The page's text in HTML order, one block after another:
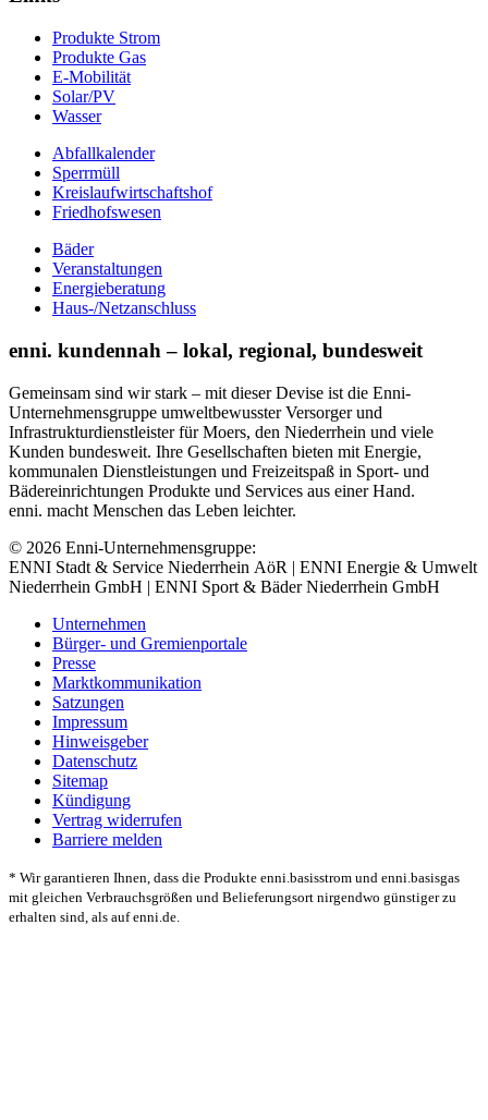
Produkte Strom
Produkte Gas
E-Mobilität
Solar/PV
Wasser
Abfallkalender
Sperrmüll
Kreislaufwirtschaftshof
Friedhofswesen
Bäder
Veranstaltungen
Energieberatung
Haus-/Netzanschluss
enni. kundennah – lokal, regional, bundesweit
Gemeinsam sind wir stark – mit dieser Devise ist die Enni-
Unternehmensgruppe umweltbewusster Versorger und
Infrastrukturdienstleister für Moers, den Niederrhein und viele
Kunden bundesweit. Ihre Gesellschaften bieten mit Energie,
kommunalen Dienstleistungen und Freizeitspaß in Sport- und
Bädereinrichtungen Produkte und Services aus einer Hand.
enni. macht Menschen das Leben leichter.
© 2026 Enni-Unternehmensgruppe:
ENNI Stadt & Service Niederrhein AöR | ENNI Energie & Umwelt
Niederrhein GmbH | ENNI Sport & Bäder Niederrhein GmbH
Unternehmen
Bürger- und Gremienportale
Presse
Marktkommunikation
Satzungen
Impressum
Hinweisgeber
Datenschutz
Sitemap
Kündigung
Vertrag widerrufen
Barriere melden
* Wir garantieren Ihnen, dass die Produkte enni.basisstrom und enni.basisgas
mit gleichen Verbrauchsgrößen und Belieferungsort nirgendwo günstiger zu
erhalten sind, als auf enni.de.